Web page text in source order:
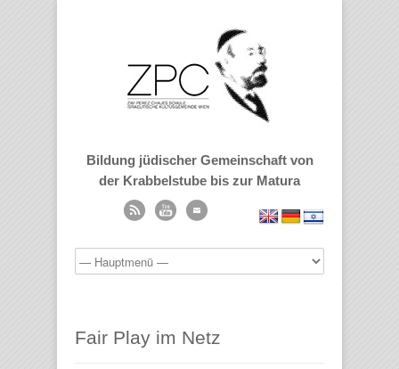
Bildung jüdischer Gemeinschaft von
der Krabbelstube bis zur Matura
Fair Play im Netz